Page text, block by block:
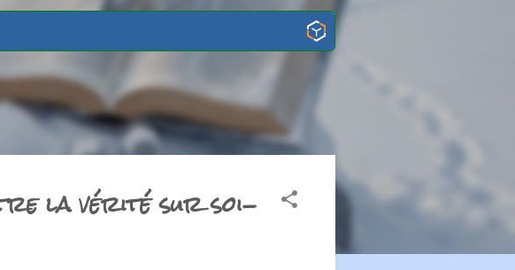
la vérité sur soi-